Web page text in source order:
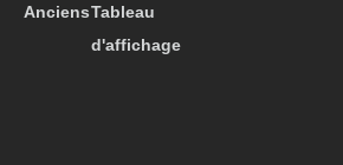
AnciensTableau
d'affichage